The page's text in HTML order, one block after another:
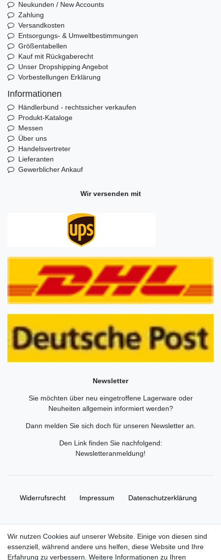
Neukunden / New Accounts
Zahlung
Versandkosten
Entsorgungs- & Umweltbestimmungen
Größentabellen
Kauf mit Rückgaberecht
Unser Dropshipping Angebot
Vorbestellungen Erklärung
Informationen
Händlerbund - rechtssicher verkaufen
Produkt-Kataloge
Messen
Über uns
Handelsvertreter
Lieferanten
Gewerblicher Ankauf
Wir versenden mit
Newsletter
Sie möchten über neu eingetroffene Lagerware oder
Neuheiten allgemein informiert werden?
Dann melden Sie sich doch für unseren Newsletter an.
Den Link finden Sie nachfolgend:
Newsletteranmeldung!
Widerrufs­recht Impressum Daten­schutz­erklärung
© Copyright 2026 | Alle Rechte vorbehalten. HL-
Wir nutzen Cookies auf unserer Website. Einige von diesen sind
essenziell, während andere uns helfen, diese Website und Ihre
Erfahrung zu verbessern. Weitere Informationen zu Ihren